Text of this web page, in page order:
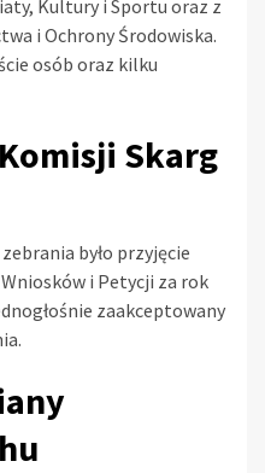
Kultury i Sportu oraz z
i Ochrony Środowiska.
osób oraz kilku
Skarg
było przyjęcie
i Petycji za rok
zaakceptowany